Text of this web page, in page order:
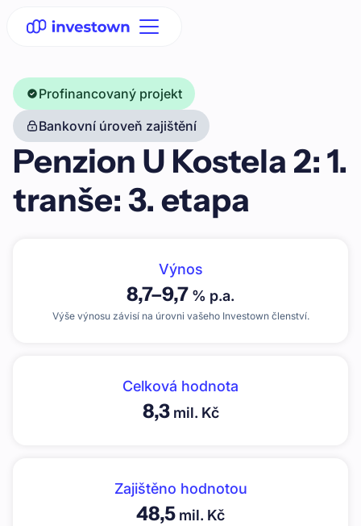
Profinancovaný projekt
Bankovní úroveň zajištění
Penzion U Kostela 2: 1.
tranše: 3. etapa
Výnos
8,7–9,7 % p.a.
Výše výnosu závisí na úrovni vašeho Investown členství.
Celková hodnota
8,3mil. Kč
Zajištěno hodnotou
48,5 mil. Kč